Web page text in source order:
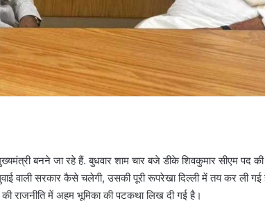
बनने जा रहे हैं. बुधवार शाम चार बजे डीके शिवकुमार सीएम
वाली सरकार कैसे चलेगी, उसकी पूरी रूपरेखा दिल्ली में तय कर ली गई
की राजनीति में अहम भूमिका की पटकथा लिख दी गई है।